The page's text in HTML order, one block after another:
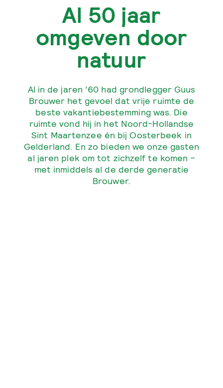
Al 50 jaar
omgeven door
natuur
Al in de jaren ’60 had grondlegger Guus
Brouwer het gevoel dat vrije ruimte de
beste vakantiebestemming was. Die
ruimte vond hij in het Noord-Hollandse
Sint Maartenzee én bij Oosterbeek in
Gelderland. En zo bieden we onze gasten
al jaren plek om tot zichzelf te komen –
met inmiddels al de derde generatie
Brouwer.